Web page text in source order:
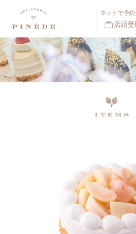
ネットで予
店頭
ネットで予約、店舗で受け取り
店頭受取予約受付中！